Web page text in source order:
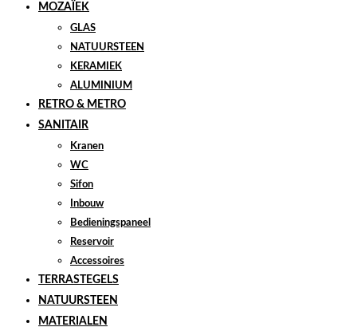
MOZAÏEK
GLAS
NATUURSTEEN
KERAMIEK
ALUMINIUM
RETRO & METRO
SANITAIR
Kranen
WC
Sifon
Inbouw
Bedieningspaneel
Reservoir
Accessoires
TERRASTEGELS
NATUURSTEEN
MATERIALEN